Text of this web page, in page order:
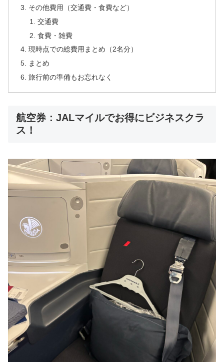
その他費用（交通費・食費など）
交通費
食費・雑費
現時点での総費用まとめ（2名分）
まとめ
旅行前の準備もお忘れなく
航空券：JALマイルでお得にビジネスクラ
ス！